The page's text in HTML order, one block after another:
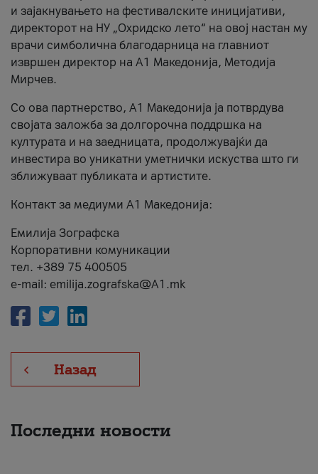
и зајакнувањето на фестивалските иницијативи,
директорот на НУ „Охридско лето“ на овој настан му
врачи симболична благодарница на главниот
извршен директор на A1 Македонија, Методија
Мирчев.
Со ова партнерство, A1 Македонија ја потврдува
својата заложба за долгорочна поддршка на
културата и на заедницата, продолжувајќи да
инвестира во уникатни уметнички искуства што ги
зближуваат публиката и артистите.
Контакт за медиуми А1 Македонија:
Емилија Зографска
Корпоративни комуникации
тел. +389 75 400505
e-mail: emilija.zografska@A1.mk
Назад
Последни новости